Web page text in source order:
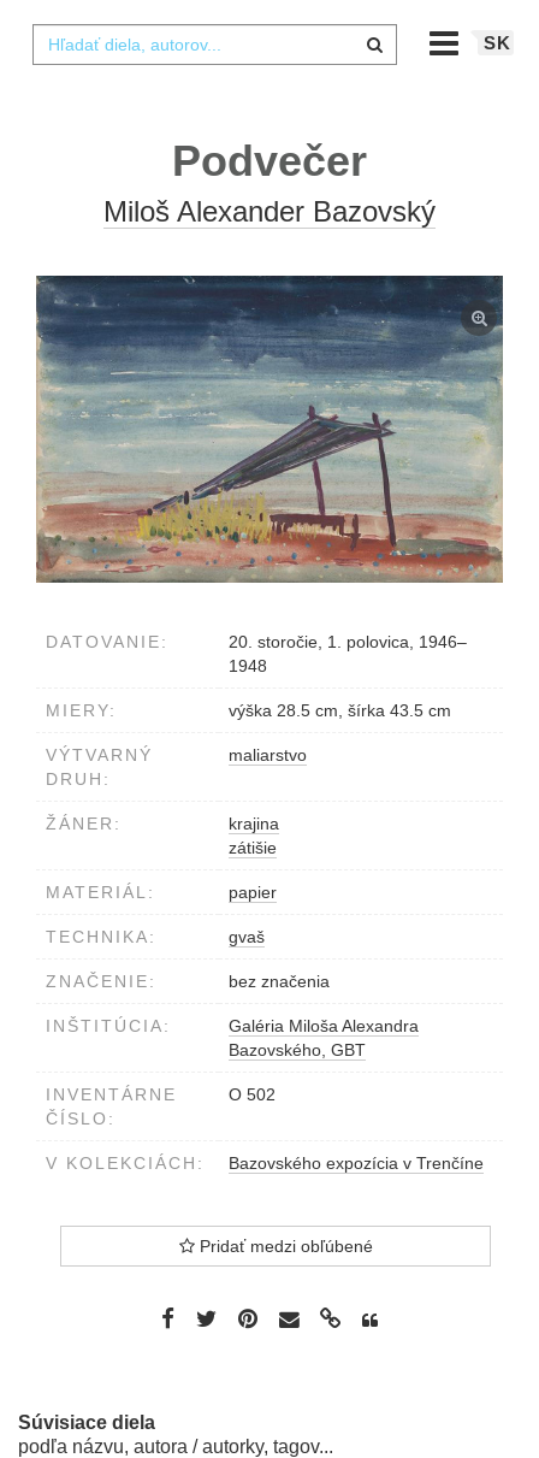
SK
Podvečer
Miloš Alexander Bazovský
DATOVANIE:
20. storočie, 1. polovica, 1946–
1948
MIERY: výška 28.5 cm, šírka 43.5 cm
VÝTVARNÝ
DRUH:
maliarstvo
ŽÁNER:
krajina
zátišie
MATERIÁL: papier
TECHNIKA: gvaš
ZNAČENIE: bez značenia
INŠTITÚCIA:
Galéria Miloša Alexandra
Bazovského, GBT
INVENTÁRNE
ČÍSLO:
O 502
V KOLEKCIÁCH: Bazovského expozícia v Trenčíne
Pridať medzi obľúbené
Súvisiace diela
podľa názvu, autora / autorky, tagov...